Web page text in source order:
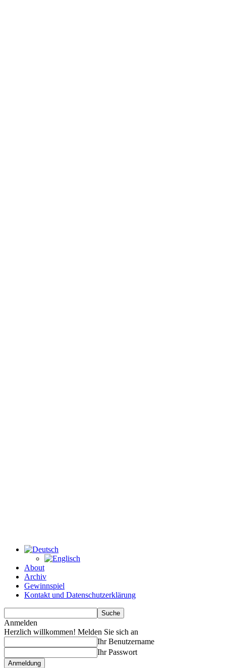
About
Archiv
Gewinnspiel
Kontakt und Datenschutzerklärung
Anmelden
Herzlich willkommen! Melden Sie sich an
Ihr Benutzername
Ihr Passwort